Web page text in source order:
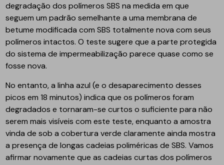
degradação dos polímeros SBS na medida em que
seguem um padrão semelhante a uma membrana de
betume modificada com SBS totalmente nova com seus
polímeros intactos. O teste sugere que a parte protegida
do sistema de impermeabilização parece quase como se
fosse nova.
No entanto, a linha azul (e o desaparecimento desses
picos em 18 minutos) indica que os polímeros foram
degradados e tornaram-se curtos o suficiente para não
serem mais visíveis com este teste, enquanto a amostra
vinda de sob a cobertura verde claramente ainda mostra
a presença de longas cadeias poliméricas de SBS. Vamos
afirmar novamente que as cadeias curtas dos polímeros